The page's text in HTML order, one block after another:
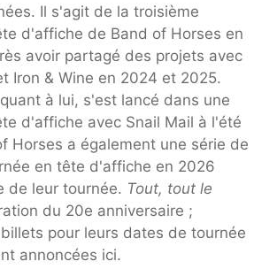
Il s'agit de la troisième
d'affiche de Band of Horses en
avoir partagé des projets avec
Iron & Wine en 2024 et 2025.
à lui, s'est lancé dans une
d'affiche avec Snail Mail à l'été
Horses a également une série de
en tête d'affiche en 2026
de leur tournée. Tout, tout le
du 20e anniversaire ;
pour leurs dates de tournée
annoncées ici.